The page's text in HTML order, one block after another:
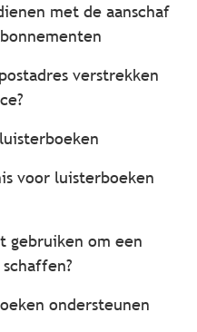
met de aanschaf
verstrekken
voor luisterboeken
gebruiken om een
ondersteunen